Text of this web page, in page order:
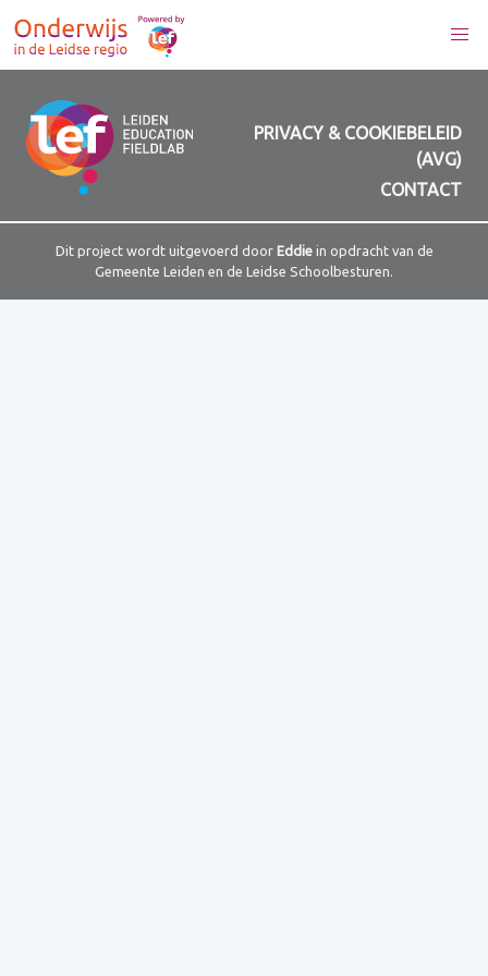
PRIVACY & COOKIEBELEID
(AVG)
CONTACT
Dit project wordt uitgevoerd door Eddiein opdracht van de
Gemeente Leiden en de Leidse Schoolbesturen.